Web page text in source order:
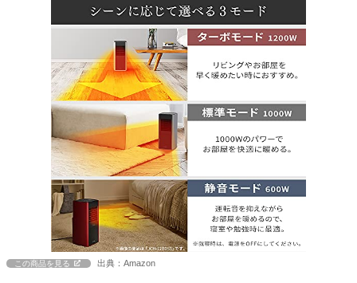
この商品を見る 出典：Amazon